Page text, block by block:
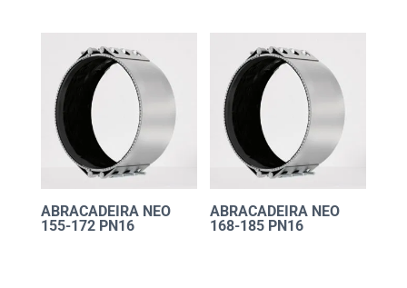
ABRACADEIRA NEO
155-172 PN16
ABRACADEIRA NEO
168-185 PN16